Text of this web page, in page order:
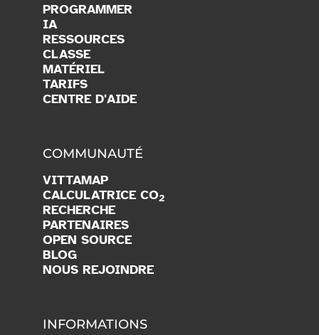
PROGRAMMER
IA
RESSOURCES
CLASSE
MATÉRIEL
TARIFS
CENTRE D'AIDE
COMMUNAUTÉ
VITTAMAP
CALCULATRICE CO2
RECHERCHE
PARTENAIRES
OPEN SOURCE
BLOG
NOUS REJOINDRE
INFORMATIONS